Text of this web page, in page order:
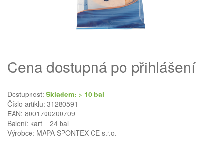
Cena dostupná po přihlášení
Dostupnost: Skladem: > 10 bal
Číslo artiklu: 31280591
EAN: 8001700200709
Balení: kart = 24 bal
Výrobce: MAPA SPONTEX CE s.r.o.